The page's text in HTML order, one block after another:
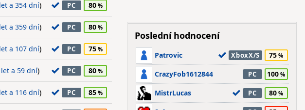
a 354 dní) PC 80
a 359 dní) PC 80
a 107 dní) PC 75
a 59 dní) PC 80
a 116 dní) PC 85
Poslední hodnocení
Patrovic XboxX/S 75
CrazyFob1612844 PC 100
MistrLucas PC 80